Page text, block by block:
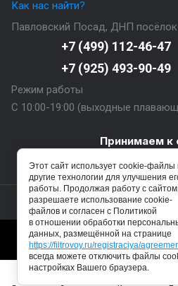
Как нас найти?
Павловский Посад, ДНП посёлок
+7 (499) 112-46-47
+7 (925) 493-90-49
Режим работы
С 10:00-19:00 (выходные
Принимаем к
© 2024 - 2026
Этот сайт использует cookie-файлы
другие технологии для улучшения
работы. Продолжая работу с
разрешаете использование cookie-
файлов и согласен с Политикой
в отношении обработки
данных, размещённой на странице
https://filtrovoy.ru/registraciya/
всегда можете отключить файлы
настройках Вашего браузера.